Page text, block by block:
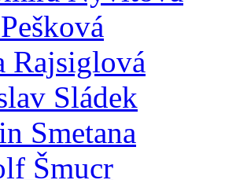
Rajsiglová
Sládek
Smetana
Šmucr